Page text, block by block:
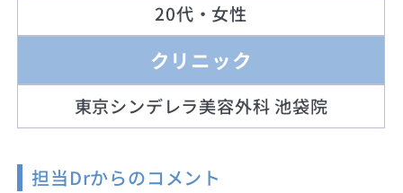
20代・女性
クリニック
東京シンデレラ美容外科 池袋院
担当Drからのコメント